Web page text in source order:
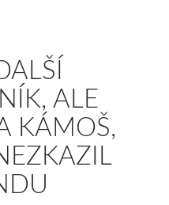
ALE
KÁMOŠ,